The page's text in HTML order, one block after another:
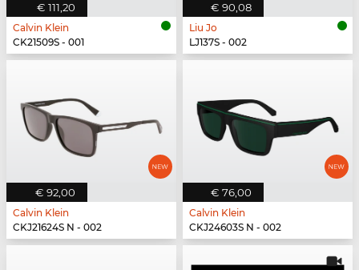
€ 111,20
Calvin Klein
CK21509S - 001
€ 90,08
Liu Jo
LJ137S - 002
€ 92,00
Calvin Klein
CKJ21624S N - 002
€ 76,00
Calvin Klein
CKJ24603S N - 002